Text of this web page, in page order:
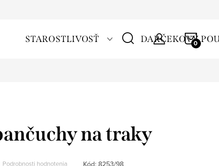
STAROSTLIVOSŤ DARČEKOVÝ
na traky
Podrobnosti hodnotenia Kód: 8253/98